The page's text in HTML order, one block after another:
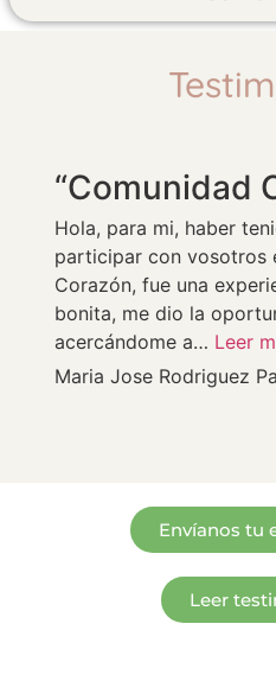
“Comunidad
Hola, para mi, haber
participar con vosotros
Corazón, fue una
bonita, me dio la
acercándome a… Leer
Maria Jose Rodriguez
Envíanos tu
Leer